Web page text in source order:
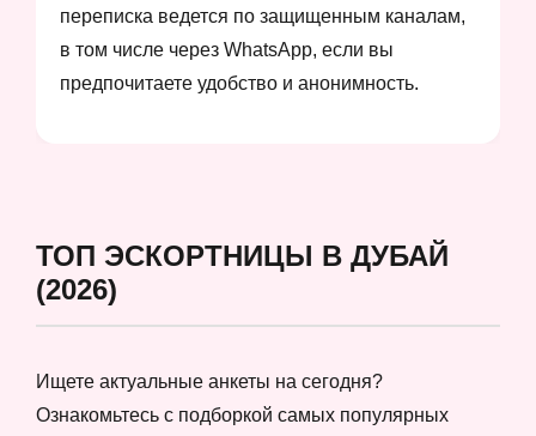
переписка ведется по защищенным каналам,
в том числе через WhatsApp, если вы
предпочитаете удобство и анонимность.
ТОП ЭСКОРТНИЦЫ В ДУБАЙ
(2026)
Ищете актуальные анкеты на сегодня?
Ознакомьтесь с подборкой самых популярных